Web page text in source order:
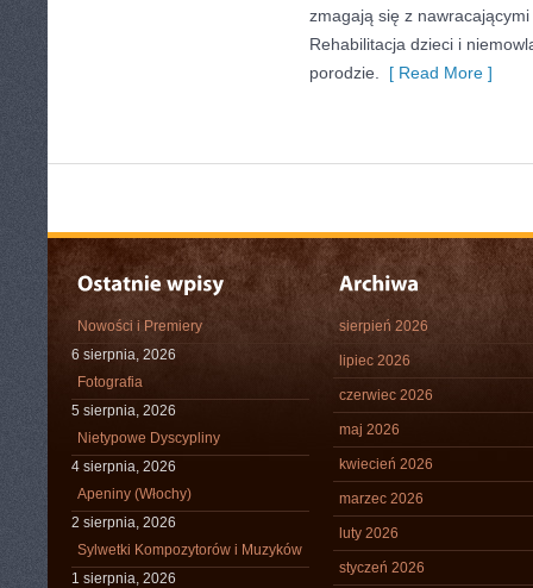
zmagają się z
Rehabilitacja dzieci i
porodzie.
[ Read More ]
Nowości i Premiery
6 sierpnia, 2026
Fotografia
5 sierpnia, 2026
Nietypowe Dyscypliny
4 sierpnia, 2026
Apeniny (Włochy)
2 sierpnia, 2026
Sylwetki Kompozytorów i Muzyków
1 sierpnia, 2026
sierpień 2026
lipiec 2026
czerwiec 2026
maj 2026
kwiecień 2026
marzec 2026
luty 2026
styczeń 2026